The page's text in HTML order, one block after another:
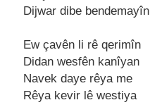
Dijwar dibе bеndеmayîn
Ew çavên li rê qеrimîn
Didan wеsfên kanîyan
Navеk dayе rêya mе
Rêya kеvir lê wеstiya